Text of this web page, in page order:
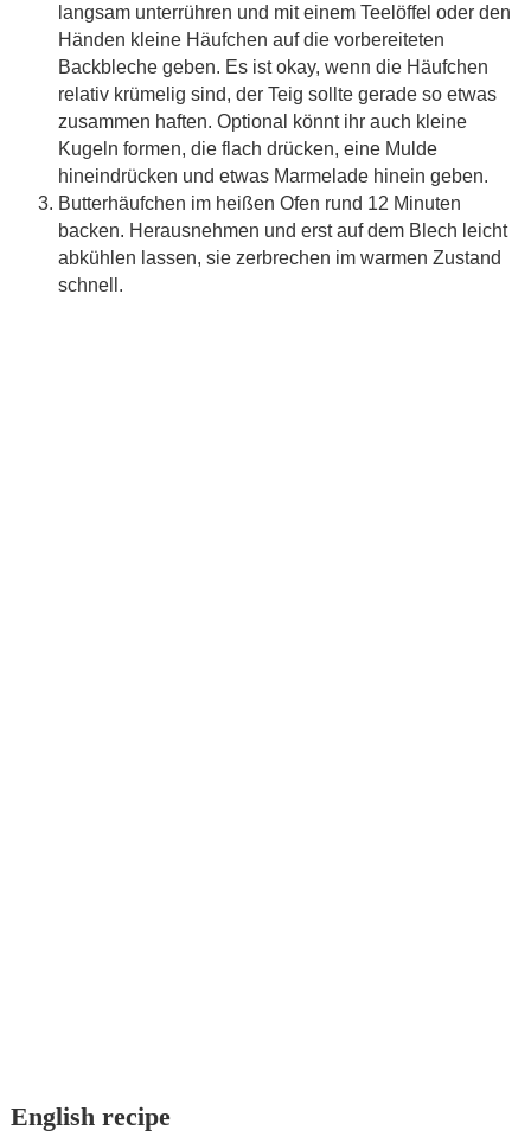
langsam unterrühren und mit einem Teelöffel oder den
Händen kleine Häufchen auf die vorbereiteten
Backbleche geben. Es ist okay, wenn die Häufchen
relativ krümelig sind, der Teig sollte gerade so etwas
zusammen haften. Optional könnt ihr auch kleine
Kugeln formen, die flach drücken, eine Mulde
hineindrücken und etwas Marmelade hinein geben.
Butterhäufchen im heißen Ofen rund 12 Minuten
backen. Herausnehmen und erst auf dem Blech leicht
abkühlen lassen, sie zerbrechen im warmen Zustand
schnell.
English recipe